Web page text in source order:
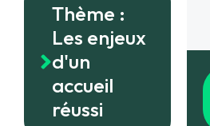
Thème :
Les enjeux
d'un
accueil
réussi